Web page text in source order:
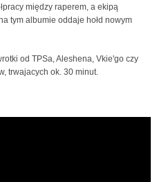
między raperem, a ekipą
tym albumie oddaje hołd nowym
od TPSa, Aleshena, Vkie'go czy
trwajacych ok. 30 minut.